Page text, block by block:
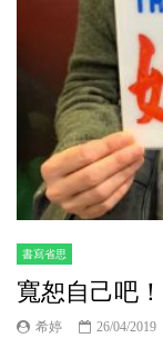
書寫省思
寬恕自己吧
希婷 26/04/2019